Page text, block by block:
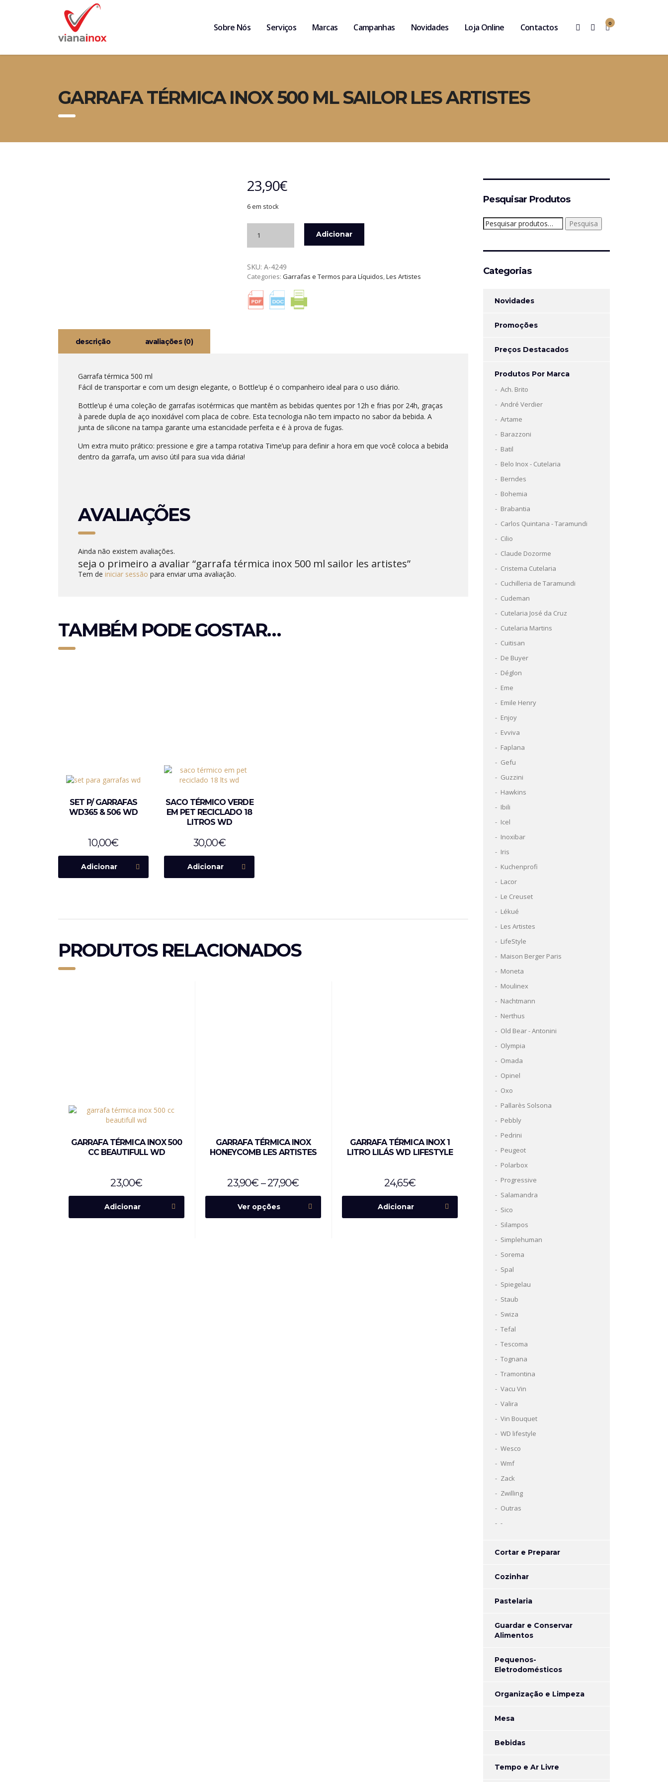
0
Sobre Nós Serviços Marcas Campanhas Novidades Loja Online Contactos
GARRAFA TÉRMICA INOX 500 ML SAILOR LES ARTISTES
23,90€
6 em stock
GARRAFA
INOX
500
SAILOR
LES
Adicionar
SKU: A-4249
Categories: Garrafas e Termos para Líquidos,Les Artistes
descrição avaliações (0)
Garrafa térmica 500 ml
Fácil de transportar e com um design elegante, o Bottle’up é o companheiro ideal para o uso diário.
Bottle’up é uma coleção de garrafas isotérmicas que mantêm as bebidas quentes por 12h e frias por 24h, graças
à parede dupla de aço inoxidável com placa de cobre. Esta tecnologia não tem impacto no sabor da bebida. A
junta de silicone na tampa garante uma estancidade perfeita e é à prova de fugas.
Um extra muito prático: pressione e gire a tampa rotativa Time’up para definir a hora em que você coloca a bebida
dentro da garrafa, um aviso útil para sua vida diária!
AVALIAÇÕES
Ainda não existem avaliações.
seja o primeiro a avaliar “garrafa térmica inox 500 ml sailor les artistes”
Tem de iniciar sessão para enviar uma avaliação.
TAMBÉM PODE GOSTAR…
SET P/ GARRAFAS
WD365 & 506 WD
10,00€
Adicionar
SACO TÉRMICO VERDE
EM PET RECICLADO 18
LITROS WD
30,00€
Adicionar
PRODUTOS RELACIONADOS
GARRAFA TÉRMICA INOX 500
CC BEAUTIFULL WD
23,00€
Adicionar
GARRAFA TÉRMICA INOX
HONEYCOMB LES ARTISTES
23,90€ –27,90€
Ver opções
GARRAFA TÉRMICA INOX 1
LITRO LILÁS WD LIFESTYLE
24,65€
Adicionar
Pesquisar Produtos
Pesquisar
por:
Pesquisa
Categorias
Novidades
Promoções
Preços Destacados
Produtos Por Marca
Ach. Brito
André Verdier
Artame
Barazzoni
Batil
Belo Inox - Cutelaria
Berndes
Bohemia
Brabantia
Carlos Quintana - Taramundi
Cilio
Claude Dozorme
Cristema Cutelaria
Cuchilleria de Taramundi
Cudeman
Cutelaria José da Cruz
Cutelaria Martins
Cuitisan
De Buyer
Déglon
Eme
Emile Henry
Enjoy
Evviva
Faplana
Gefu
Guzzini
Hawkins
Ibili
Icel
Inoxibar
Iris
Kuchenprofi
Lacor
Le Creuset
Lékué
Les Artistes
LifeStyle
Maison Berger Paris
Moneta
Moulinex
Nachtmann
Nerthus
Old Bear - Antonini
Olympia
Omada
Opinel
Oxo
Pallarès Solsona
Pebbly
Pedrini
Peugeot
Polarbox
Progressive
Salamandra
Sico
Silampos
Simplehuman
Sorema
Spal
Spiegelau
Staub
Swiza
Tefal
Tescoma
Tognana
Tramontina
Vacu Vin
Valira
Vin Bouquet
WD lifestyle
Wesco
Wmf
Zack
Zwilling
Outras
-
Cortar e Preparar
Cozinhar
Pastelaria
Guardar e Conservar
Alimentos
Pequenos-
Eletrodomésticos
Organização e Limpeza
Mesa
Bebidas
Tempo e Ar Livre